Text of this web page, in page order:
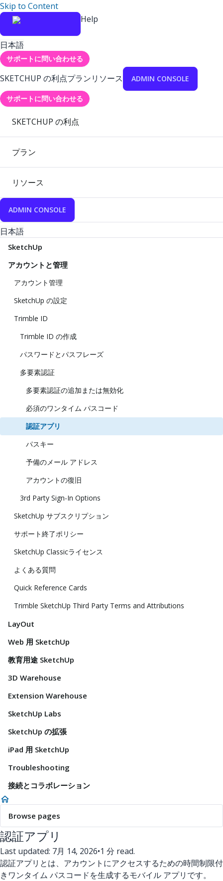
Skip to Content
Help
日本語
サポートに問い合わせる
SKETCHUP の利点プランリソース ADMIN CONSOLE
サポートに問い合わせる
SKETCHUP の利点
プラン
リソース
ADMIN CONSOLE
日本語
SketchUp
アカウントと管理
アカウント管理
SketchUp の設定
Trimble ID
Trimble ID の作成
パスワードとパスフレーズ
多要素認証
多要素認証の追加または無効化
必須のワンタイム パスコード
認証アプリ
パスキー
予備のメール アドレス
アカウントの復旧
3rd Party Sign-In Options
SketchUp サブスクリプション
サポート終了ポリシー
SketchUp Classicライセンス
よくある質問
Quick Reference Cards
Trimble SketchUp Third Party Terms and Attributions
LayOut
Web 用 SketchUp
教育用途 SketchUp
3D Warehouse
Extension Warehouse
SketchUp Labs
SketchUp の拡張
iPad 用 SketchUp
Troubleshooting
接続とコラボレーション
Browse pages
認証アプリ
Last updated: 7月 14, 2026•1 分 read.
認証アプリとは、アカウントにアクセスするための時間制限付
きワンタイム パスコードを生成するモバイル アプリです。